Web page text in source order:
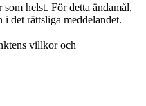
helst. För detta ändamål,
det rättsliga meddelandet.
villkor och